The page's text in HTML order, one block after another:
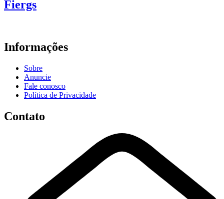
Fiergs
Informações
Sobre
Anuncie
Fale conosco
Política de Privacidade
Contato